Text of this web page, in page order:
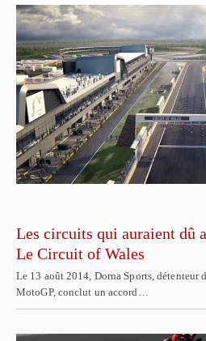
Les circuits qui auraient dû
Le Circuit of Wales
Le 13 août 2014, Dorna Sports, détenteur
MotoGP, conclut un accord…